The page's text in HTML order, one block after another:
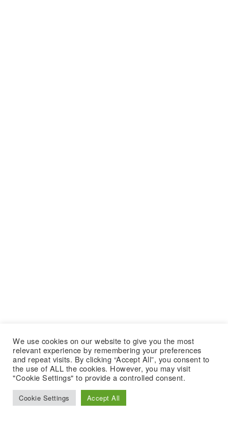
We use cookies on our website to give you the most
relevant experience by remembering your preferences
and repeat visits. By clicking “Accept All”, you consent to
the use of ALL the cookies. However, you may visit
"Cookie Settings" to provide a controlled consent.
Cookie Settings Accept All